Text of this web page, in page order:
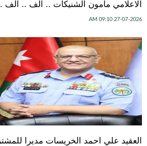
الاعلامي مأمون الشنيكات .. الف .. الف
27-07-2026 09:10 AM
العقيد علي احمد الخريسات مديرا